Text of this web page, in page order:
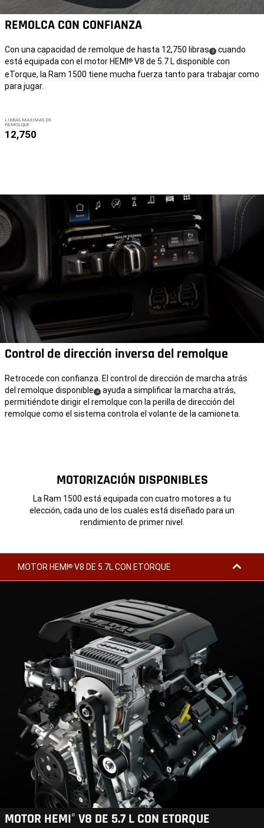
REMOLCA CON CONFIANZA
Con una capacidad de remolque de hasta 12,750 libras (
Disclosure
3)
cuando
está equipada con el motor HEMI ® V8 de 5.7 L disponible con
eTorque, la Ram 1500 tiene mucha fuerza tanto para trabajar como
para jugar.
LIBRAS MÁXIMAS DE
REMOLQUE
12,750
Control de dirección inversa del remolque
Retrocede con confianza. El control de dirección de marcha atrás
del remolque disponible (
Disclosure
4)
ayuda a simplificar la marcha atrás,
permitiéndote dirigir el remolque con la perilla de dirección del
remolque como el sistema controla el volante de la camioneta.
MOTORIZACIÓN DISPONIBLES
La Ram 1500 está equipada con cuatro motores a tu
elección, cada uno de los cuales está diseñado para un
rendimiento de primer nivel.
MOTOR HEMI ® V8 DE 5.7L CON ETORQUE
MOTOR HEMI® V8 DE 5.7 L CON ETORQUE